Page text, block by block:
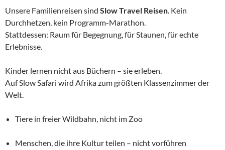
Unsere Familienreisen sind Slow Travel Reisen. Kein
Durchhetzen, kein Programm-Marathon.
Stattdessen: Raum für Begegnung, für Staunen, für echte
Erlebnisse.
Kinder lernen nicht aus Büchern – sie erleben.
Auf Slow Safari wird Afrika zum größten Klassenzimmer der
Welt.
Tiere in freier Wildbahn, nicht im Zoo
Menschen, die ihre Kultur teilen – nicht vorführen